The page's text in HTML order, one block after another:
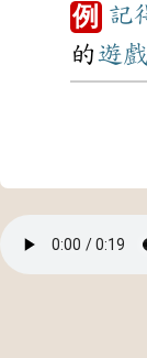
例 記
的遊戲